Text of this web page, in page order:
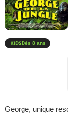
Dès 8 ans
George, unique